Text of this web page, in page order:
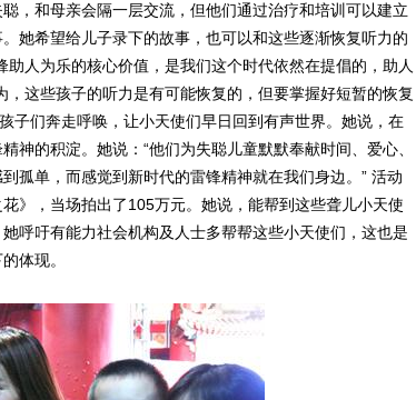
，和母亲会隔一层交流，但他们通过治疗和培训可以建立
她希望给儿子录下的故事，也可以和这些逐渐恢复听力的
人为乐的核心价值，是我们这个时代依然在提倡的，助人
，这些孩子的听力是有可能恢复的，但要掌握好短暂的恢复
子们奔走呼唤，让小天使们早日回到有声世界。她说，在
神的积淀。她说：“他们为失聪儿童默默奉献时间、爱心、
孤单，而感觉到新时代的雷锋精神就在我们身边。” 活动
》，当场拍出了105万元。她说，能帮到这些聋儿小天使
呼吁有能力社会机构及人士多帮帮这些小天使们，这也是
体现。